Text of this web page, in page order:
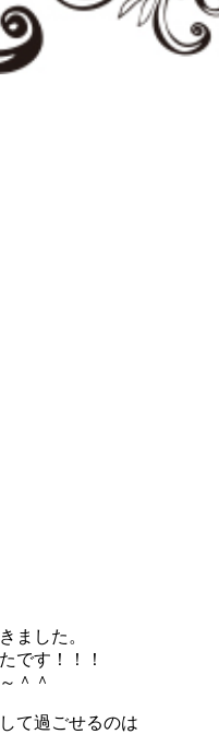
ました。
です！！！
＾＾
て過ごせるのは